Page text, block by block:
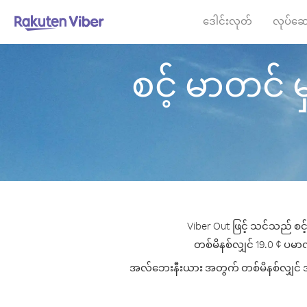
ဒေါင်းလုတ် လုပ်ဆေ
စင့် မာတင်
Viber Out ဖြင့် သင်သည်
တစ်မိနစ်လျှင် 19.0 ¢ ပ
အလ်ဘေးနီးယား အတွက် တစ်မိနစ်လျှင် အ